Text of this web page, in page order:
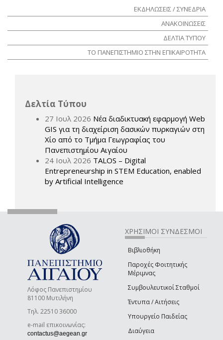
ΕΚΔΗΛΩΣΕΙΣ / ΣΥΝΕΔΡΙΑ
ΑΝΑΚΟΙΝΩΣΕΙΣ
ΔΕΛΤΙΑ ΤΥΠΟΥ
ΤΟ ΠΑΝΕΠΙΣΤΗΜΙΟ ΣΤΗΝ ΕΠΙΚΑΙΡΟΤΗΤΑ
Δελτία Τύπου
27 Ιουλ 2026 Νέα διαδικτυακή εφαρμογή Web
GIS για τη διαχείριση δασικών πυρκαγιών στη
Χίο από το Τμήμα Γεωγραφίας του
Πανεπιστημίου Αιγαίου
24 Ιουλ 2026 TALOS – Digital
Entrepreneurship in STEM Education, enabled
by Artificial Intelligence
Λόφος Πανεπιστημίου
81100 Μυτιλήνη
Τηλ. 22510 36000
e-mail επικοινωνίας:
contactus@aegean.gr (link sends e-mail)
ΧΡΗΣΙΜΟΙ ΣΥΝΔΕΣΜΟΙ
Βιβλιοθήκη
Παροχές Φοιτητικής
Μέριμνας
Συμβουλευτικοί Σταθμοί
Έντυπα / Αιτήσεις
Υπουργείο Παιδείας
Διαύγεια